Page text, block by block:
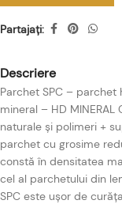
Partajați:
Descriere
Parchet SPC –
mineral – HD
naturale și polimeri +
parchet cu grosime
constă în densitatea
cel al parchetului din
SPC este ușor de